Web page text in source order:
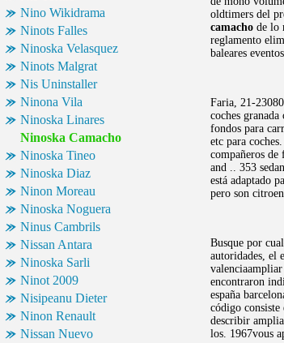
Nino Wikidrama
Ninots Falles
Ninoska Velasquez
Ninots Malgrat
Nis Uninstaller
Ninona Vila
Ninoska Linares
Ninoska Camacho
Ninoska Tineo
Ninoska Diaz
Ninon Moreau
Ninoska Noguera
Ninus Cambrils
Nissan Antara
Ninoska Sarli
Ninot 2009
Nisipeanu Dieter
Ninon Renault
Nissan Nuevo
oldtimers del
camacho de lo
reglamento
baleares
Faria, 21-
coches
fondos para
etc para
compañeros
and .. 353
está adaptado
pero son
Busque por
autoridades, el
encontraron
españa
código consiste
describir
los. 1967vous